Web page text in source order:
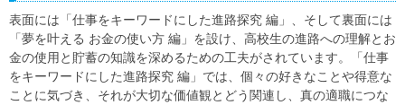
表面には「仕事をキーワードにした進路探究 編」、そして裏面には
「夢を叶える お金の使い方 編」を設け、高校生の進路への理解とお
金の使用と貯蓄の知識を深めるための工夫がされています。「仕事
をキーワードにした進路探究 編」では、個々の好きなことや得意な
ことに気づき、それが大切な価値観とどう関連し、真の適職につな